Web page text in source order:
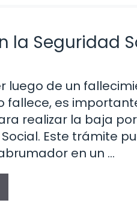
la Seguridad
luego de un
fallece, es
realizar la baja
Este trámite
en un …